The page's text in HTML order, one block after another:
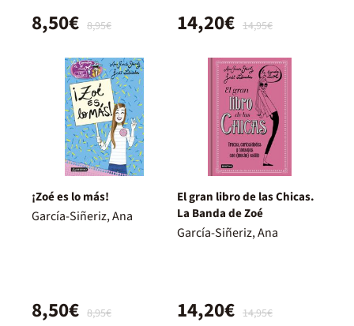
8,95€
8,50€ 14,95€
14,20€
¡Zoé es lo más!
García-Siñeriz, Ana
8,95€
8,50€
El gran libro de las Chicas.
La Banda de Zoé
García-Siñeriz, Ana
14,95€
14,20€